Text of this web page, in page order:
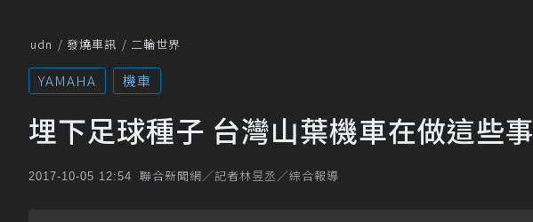
udn 發燒車訊 二輪世界
YAMAHA 機車
埋下足球種子 台灣山葉機車在做這些事
2017-10-05 12:54 聯合新聞網／記者林昱丞／綜合報導